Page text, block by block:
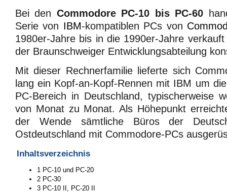
Bei den Commodore PC-10 bis PC-60
Serie von IBM-kompatiblen PCs von
1980er-Jahre bis in die 1990er-Jahre
der Braunschweiger Entwicklungsabteilung
Mit dieser Rechnerfamilie lieferte sich
lang ein Kopf-an-Kopf-Rennen mit IBM um
PC-Bereich in Deutschland, typischerweise
von Monat zu Monat. Als Höhepunkt
der Wende sämtliche Büros der
Ostdeutschland mit Commodore-PCs
Inhaltsverzeichnis
1 PC-10 und PC-20
2 PC-30
3 PC-10 II, PC-20 II